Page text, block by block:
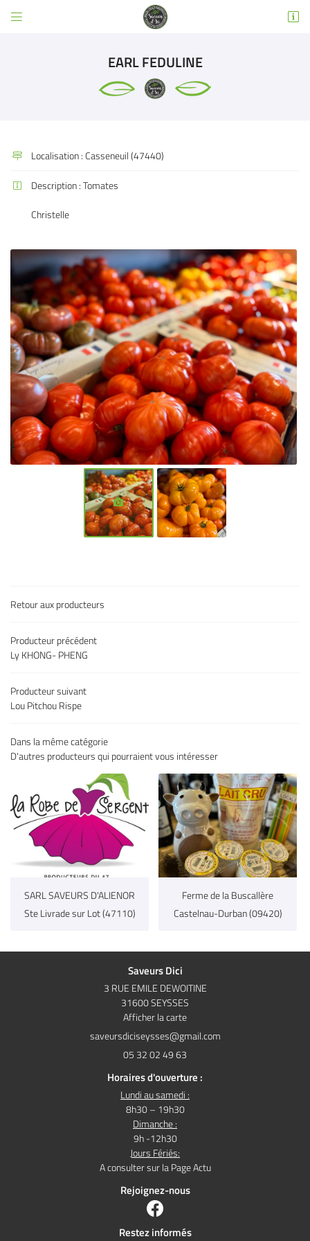

& légumes
fine
producteurs
& Exclu
Contact

Inscription
Rejoignez-
Adresse email de réception
 Code Captcha
Rafraîchir le captcha
En cochant cette case, vous consentez à recevoir nos propositions commerciales à
l'adresse email indiqué ci-dessus. Vous pouvez vous désinscrire à tout moment en
utilisantle formulaire de désinscription.
Inscription
EARL FEDULINE
 Localisation : Casseneuil (47440)
 Description :Tomates
Christelle
Retour aux producteurs
Producteur précédent
Ly KHONG- PHENG
Producteur suivant
Lou Pitchou Rispe
Dans la même catégorie
D'autres producteurs qui pourraient vous intéresser
SARL SAVEURS D'ALIENOR
Ste Livrade sur Lot (47110)
Ferme de la Buscallère
Castelnau-Durban (09420)
Saveurs Dici
3 RUE EMILE DEWOITINE
31600 SEYSSES
Afficher la carte
05 32 02 49 63
Horaires d'ouverture :
Lundi au samedi :
8h30 – 19h30
Dimanche :
9h -12h30
Jours Fériés:
A consulter sur la Page Actu
Rejoignez-nous
Restez informés